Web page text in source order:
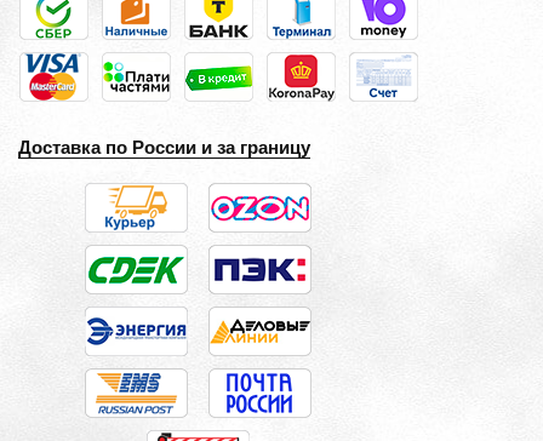
Доставка по России и за границу